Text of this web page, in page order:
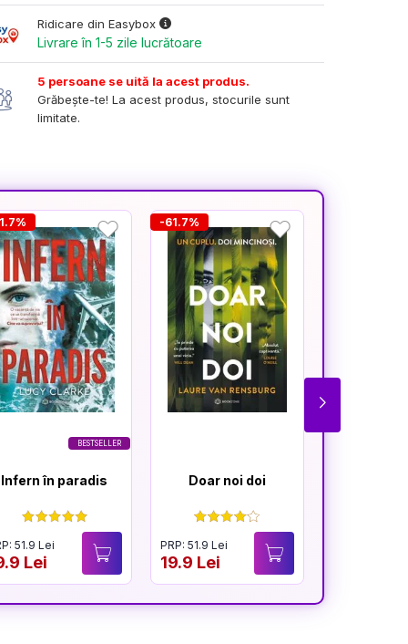
Ridicare din Easybox
Livrare în 1-5 zile lucrătoare
5 persoane se uită la acest produs.
Grăbește-te! La acest produs, stocurile sunt
limitate.
BESTSELLER
Infern în paradis
51.9 Lei
Lei
-61.7%
Doar noi doi
PRP: 51.9 Lei
19.9 Lei